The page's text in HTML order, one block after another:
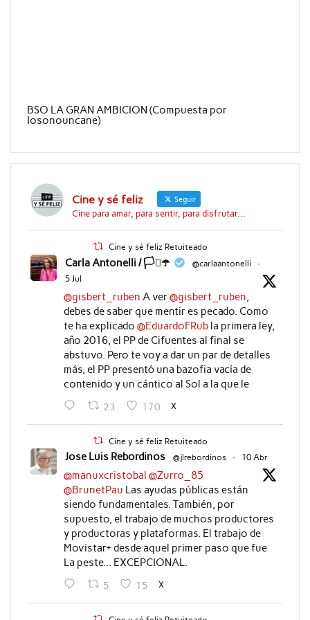
BSO LA GRAN AMBICION (Compuesta por
Iosonouncane)
Cine y sé feliz Seguir
Cine para amar, para sentir, para disfrutar...
Cine y sé feliz Retuiteado
Carla Antonelli / 🏳️‍⚧️☂️ @carlaantonelli
·
5 Jul
@gisbert_ruben A ver@gisbert_ruben,
debes de saber que mentir es pecado. Como
te ha explicado @EduardoFRubla primera ley,
año 2016, el PP de Cifuentes al final se
abstuvo. Pero te voy a dar un par de detalles
más, el PP presentó una bazofia vacía de
contenido y un cántico al Sol a la que le
23 170 X
Cine y sé feliz Retuiteado
Jose Luis Rebordinos @jlrebordinos · 10 Abr
@manuxcristobal @Zurro_85
@BrunetPau Las ayudas públicas están
siendo fundamentales. También, por
supuesto, el trabajo de muchos productores
y productoras y plataformas. El trabajo de
Movistar+ desde aquel primer paso que fue
La peste... EXCEPCIONAL.
5 15 X